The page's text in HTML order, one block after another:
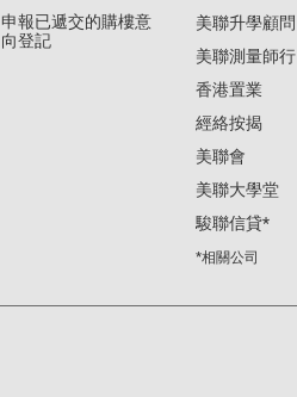
申報已遞交的購樓意
向登記
美聯升學顧問
美聯測量師行
香港置業
經絡按揭
美聯會
美聯大學堂
駿聯信貸*
*相關公司